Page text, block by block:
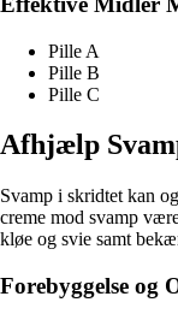
Pille A
Pille B
Pille C
Afhjælp
Svamp i skridtet kan
creme mod svamp
kløe og svie samt
Forebyggelse og